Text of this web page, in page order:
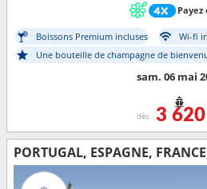
Payez
Boissons Premium incluses Wi-fi
Une bouteille de champagne de
sam. 06 mai
dès 3
PORTUGAL, ESPAGNE,